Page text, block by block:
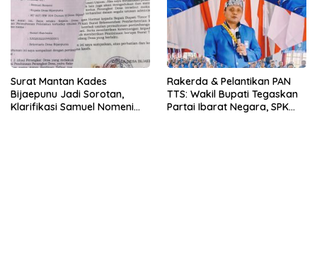
Surat Mantan Kades
Bijaepunu Jadi Sorotan,
Klarifikasi Samuel Nomeni
Rakerda & Pelantikan PAN
TTS: Wakil Bupati Tegaskan
Partai Ibarat Negara, SPK